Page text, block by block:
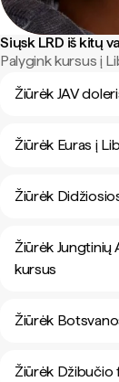
Siųsk LRD iš kitų
Palygink kursus į
Žiūrėk JAV
Žiūrėk Euras į
Žiūrėk
Žiūrėk Jungtinių
kursus
Žiūrėk
Žiūrėk Džibučio